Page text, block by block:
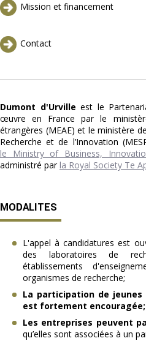
Mission et financement
Contact
Dumont d'Urville est le
œuvre en France par le
étrangères (MEAE) et le ministère
Recherche et de l’Innovation
le Ministry of Business,
administré par la Royal Society Te
MODALITES
L'appel à candidatures est
des laboratoires de
établissements
organismes de recherche;
La participation de
est fortement encouragée;
Les entreprises peuvent
qu’elles sont associées à un